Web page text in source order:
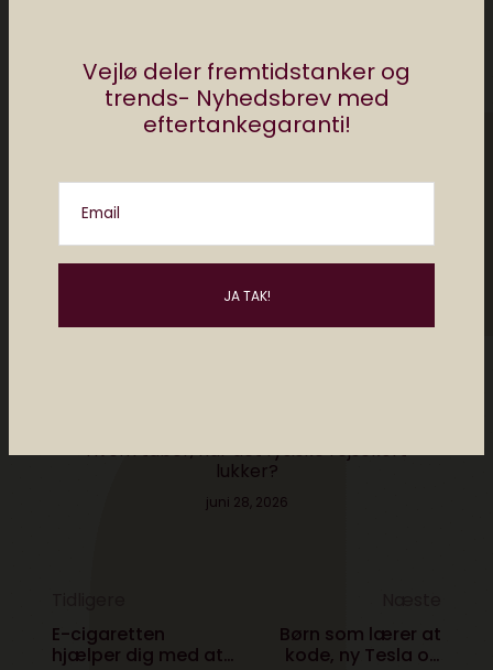
Vejlø deler fremtidstanker og
trends- Nyhedsbrev med
eftertankegaranti!
Email
Hvem taber, når det fysiske rejsekort
lukker?
juni 28, 2026
E-cigaretten
hjælper dig med at
Børn som lærer at
kode, ny Tesla og